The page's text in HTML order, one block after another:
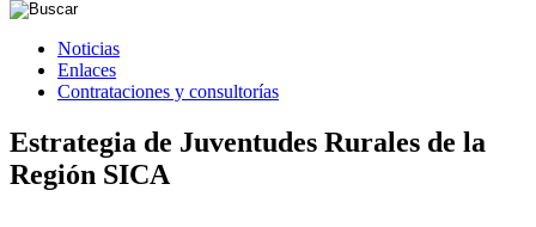
Noticias
Enlaces
Contrataciones y consultorías
Estrategia de Juventudes Rurales de la
Región SICA